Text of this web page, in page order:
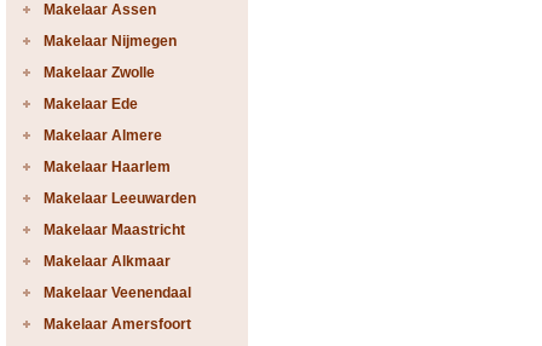
Makelaar Assen
Makelaar Nijmegen
Makelaar Zwolle
Makelaar Ede
Makelaar Almere
Makelaar Haarlem
Makelaar Leeuwarden
Makelaar Maastricht
Makelaar Alkmaar
Makelaar Veenendaal
Makelaar Amersfoort